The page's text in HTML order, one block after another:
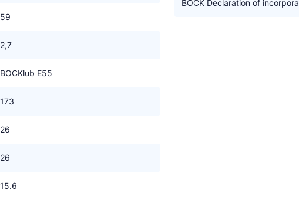
59
2,7
BOCKlub E55
173
26
26
15.6
BOCK Declaration of